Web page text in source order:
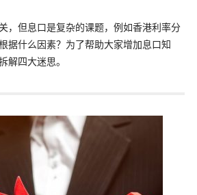
，但息口是复杂的课题，例如香港利率分
据什么因素？为了帮助大家增加息口知
解四大迷思。